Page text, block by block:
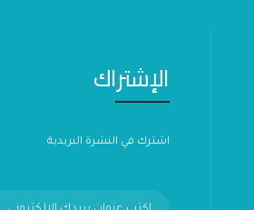
الإشتراك
اشترك في النشرة البريدية